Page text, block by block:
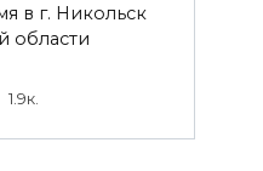
в г. Никольск
области
1.9к.